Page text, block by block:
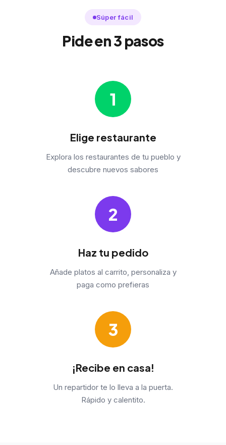
Súper fácil
Pide en 3 pasos
1
Elige restaurante
Explora los restaurantes de tu pueblo y
descubre nuevos sabores
2
Haz tu pedido
Añade platos al carrito, personaliza y
paga como prefieras
3
¡Recibe en casa!
Un repartidor te lo lleva a la puerta.
Rápido y calentito.